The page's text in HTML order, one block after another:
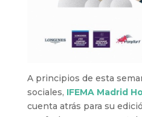
A principios de esta
sociales, IFEMA Madrid
cuenta atrás para su